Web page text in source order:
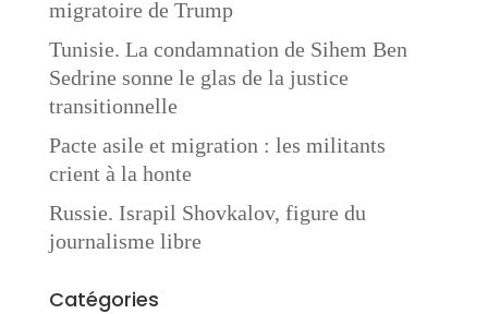
migratoire de Trump
Tunisie. La condamnation de Sihem Ben
Sedrine sonne le glas de la justice
transitionnelle
Pacte asile et migration : les militants
crient à la honte
Russie. Israpil Shovkalov, figure du
journalisme libre
Catégories